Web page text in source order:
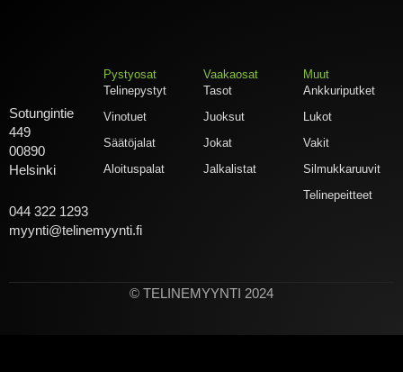
Sotungintie
449
00890
Helsinki
044 322 1293
myynti@telinemyynti.fi
Pystyosat
Telinepystyt
Vinotuet
Säätöjalat
Aloituspalat
Vaakaosat
Tasot
Juoksut
Jokat
Jalkalistat
Muut
Ankkuriputket
Lukot
Vakit
Silmukkaruuvit
Telinepeitteet
© TELINEMYYNTI 2024